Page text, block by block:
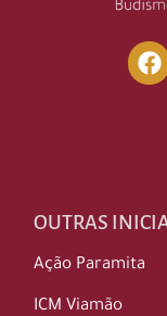
OUTRAS
Ação Paramita
ICM Viamão